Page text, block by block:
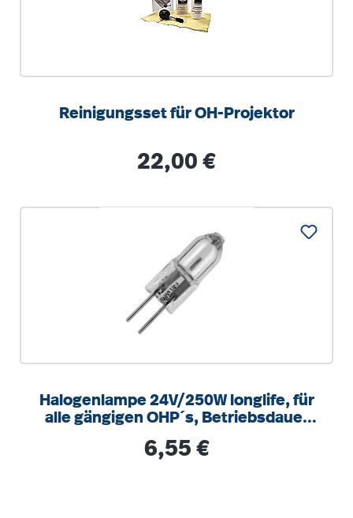
Reinigungsset für OH-Projektor
Regulärer Preis:
22,00 €
Halogenlampe 24V/250W longlife, für
alle gängigen OHP´s, Betriebsdauer
Regulärer Preis:
6,55 €